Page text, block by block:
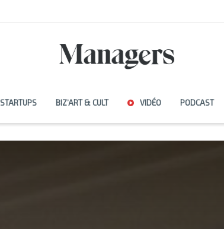
STARTUPS BIZ’ART & CULT VIDÉO PODCAST